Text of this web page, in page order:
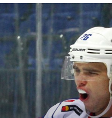
Мамонты
Омские
Стальные
Толпар
Чайка
Текстовые трансляции
Интернет-магазин
Приложение МХЛ